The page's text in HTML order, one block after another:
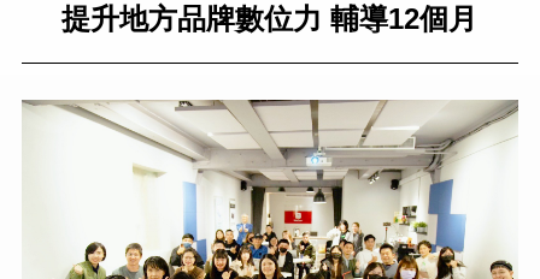
提升地方品牌數位力 輔導12個月